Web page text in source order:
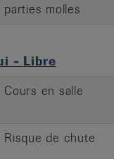
parties molles
- Libre
Cours en salle
Risque de chute